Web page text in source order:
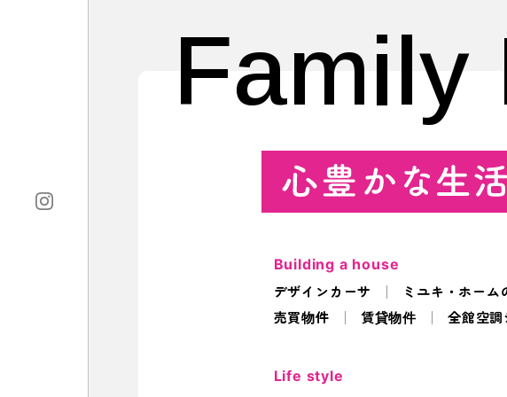
Family
Building a house
デザインカーサ ミユキ・ホーム
売買物件
賃貸物件 全館空調
Life style